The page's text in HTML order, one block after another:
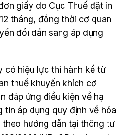
giấy do Cục Thuế đặt in
tháng, đồng thời cơ quan
đổi dần sang áp dụng
có hiệu lực thi hành kể từ
thuế khuyến khích cơ
đáp ứng điều kiện về hạ
tin áp dụng quy định về hóa
hướng dẫn tại thông tư